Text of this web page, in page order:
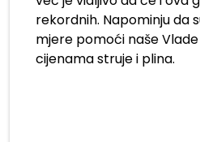
rekordnih. Napominju da
mjere pomoći naše
cijenama struje i plina.